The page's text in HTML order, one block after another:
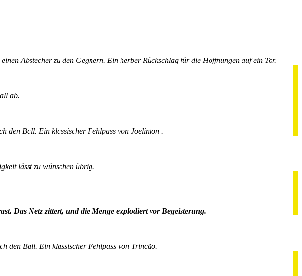
Abstecher zu den Gegnern. Ein herber Rückschlag für die Hoffnungen auf ein Tor.
ab.
den Ball. Ein klassischer Fehlpass von Joelinton .
lässt zu wünschen übrig.
Das Netz zittert, und die Menge explodiert vor Begeisterung.
den Ball. Ein klassischer Fehlpass von Trincão.